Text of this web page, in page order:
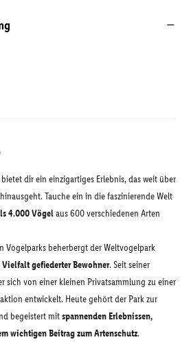
dir ein einzigartiges Erlebnis, das weit über
Tauche ein in die faszinierende Welt
4.000 Vögelaus 600 verschiedenen Arten
Vogelparks beherbergt der Weltvogelpark
gefiederter Bewohner. Seit seiner
sich von einer kleinen Privatsammlung zu einer
entwickelt. Heute gehört der Park zur
begeistert mitspannenden Erlebnissen,
wichtigen Beitrag zum Artenschutz.